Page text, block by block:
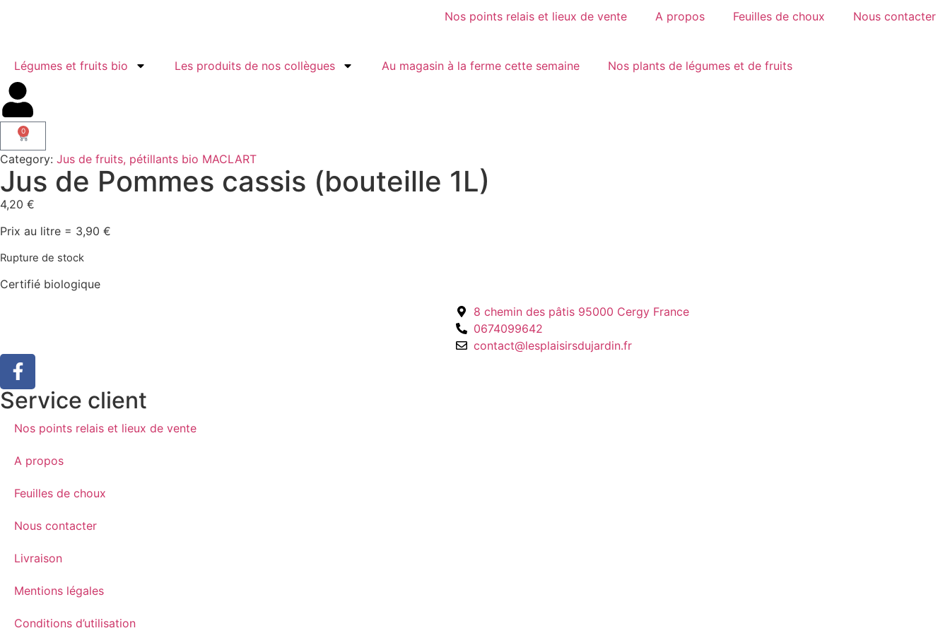
Nos points relais et lieux de vente A propos Feuilles de choux Nous contacter
Légumes et fruits bio Les produits de nos collègues Au magasin à la ferme cette semaine Nos plants de légumes et de fruits
0
Category: Jus de fruits, pétillants bio MACLART
Jus de Pommes cassis (bouteille 1L)
4,20 €
Prix au litre = 3,90 €
Rupture de stock
Certifié biologique
8 chemin des pâtis 95000 Cergy France
0674099642
contact@lesplaisirsdujardin.fr
Service client
Nos points relais et lieux de vente
A propos
Feuilles de choux
Nous contacter
Livraison
Mentions légales
Conditions d’utilisation